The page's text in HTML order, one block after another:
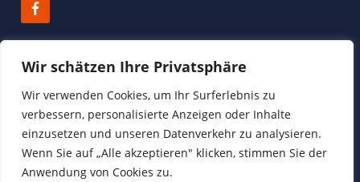
Wir schätzen Ihre Privatsphäre
Wir verwenden Cookies, um Ihr Surferlebnis zu
verbessern, personalisierte Anzeigen oder Inhalte
einzusetzen und unseren Datenverkehr zu analysieren.
Wenn Sie auf „Alle akzeptieren" klicken, stimmen Sie der
Anwendung von Cookies zu.
Copyright 2023 Biodanza Koblenz | Reinhild Bode